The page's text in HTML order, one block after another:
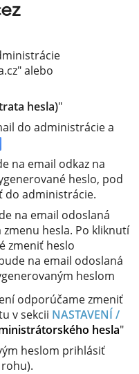
alebo
hesla)"
do administrácie a
na email odkaz na
heslo, pod
do administrácie.
na email odoslaná
hesla. Po kliknutí
zmeniť heslo
na email odoslaná
heslom
odporúčame zmeniť
v sekcii NASTAVENÍ /
hesla"
heslom prihlásiť